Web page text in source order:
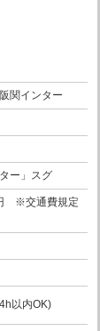
関インター
ー」スグ
※交通費規定
以内OK)